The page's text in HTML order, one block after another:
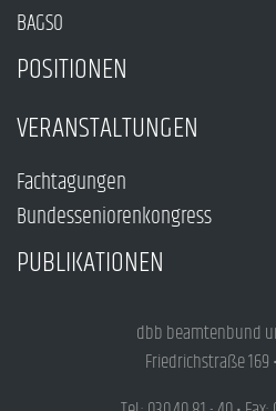
BAGSO
POSITIONEN
VERANSTALTUNGEN
Fachtagungen
Bundesseniorenkongress
PUBLIKATIONEN
dbb beamtenbund
Friedrichstraße 169